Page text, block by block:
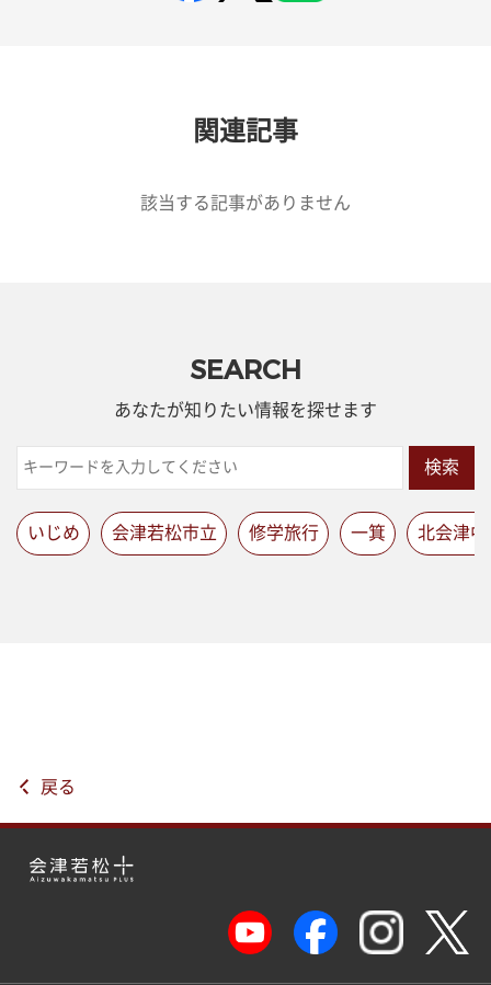
関連記事
該当する記事がありません
SEARCH
あなたが知りたい情報を探せます
検索
いじめ 会津若松市立 修学旅行 一箕 北会津中
戻る